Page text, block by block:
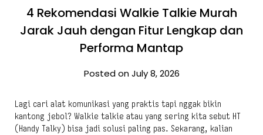
4 Rekomendasi Walkie Talkie Murah
Jarak Jauh dengan Fitur Lengkap dan
Performa Mantap
Posted on July 8, 2026
Lagi cari alat komunikasi yang praktis tapi nggak bikin
kantong jebol? Walkie talkie atau yang sering kita sebut HT
(Handy Talky) bisa jadi solusi paling pas. Sekarang, kalian